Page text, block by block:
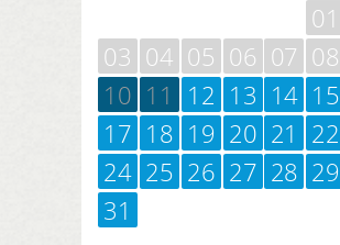
01
03 04 05 06 07 08
10 11 12 13 14 15
17 18 19 20 21 22
24 25 26 27 28 29
31